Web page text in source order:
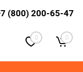
(800) 200-65-47
0 0